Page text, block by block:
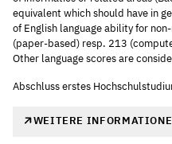
equivalent which should have in
of English language ability for
(paper-based) resp. 213
Other language scores are
Abschluss erstes
WEITERE